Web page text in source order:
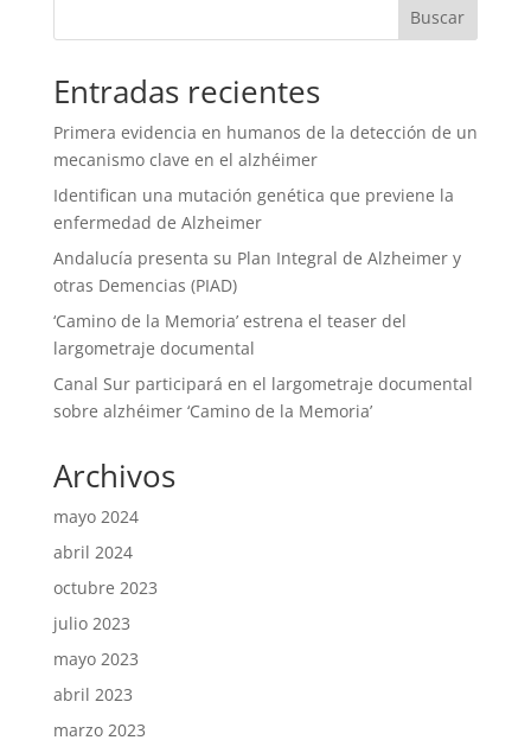
Entradas recientes
Primera evidencia en humanos de la detección de un
mecanismo clave en el alzhéimer
Identifican una mutación genética que previene la
enfermedad de Alzheimer
Andalucía presenta su Plan Integral de Alzheimer y
otras Demencias (PIAD)
‘Camino de la Memoria’ estrena el teaser del
largometraje documental
Canal Sur participará en el largometraje documental
sobre alzhéimer ‘Camino de la Memoria’
Archivos
mayo 2024
abril 2024
octubre 2023
julio 2023
mayo 2023
abril 2023
marzo 2023